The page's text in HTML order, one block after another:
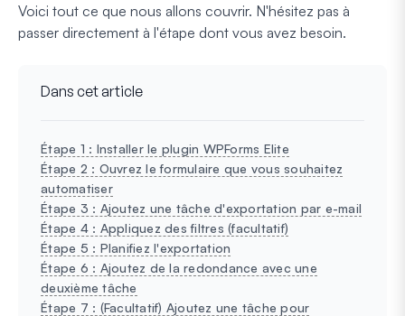
Voici tout ce que nous allons couvrir. N'hésitez pas à
passer directement à l'étape dont vous avez besoin.
Dans cet article
Étape 1 : Installer le plugin WPForms Elite
Étape 2 : Ouvrez le formulaire que vous souhaitez
automatiser
Étape 3 : Ajoutez une tâche d'exportation par e-mail
Étape 4 : Appliquez des filtres (facultatif)
Étape 5 : Planifiez l'exportation
Étape 6 : Ajoutez de la redondance avec une
deuxième tâche
Étape 7 : (Facultatif) Ajoutez une tâche pour